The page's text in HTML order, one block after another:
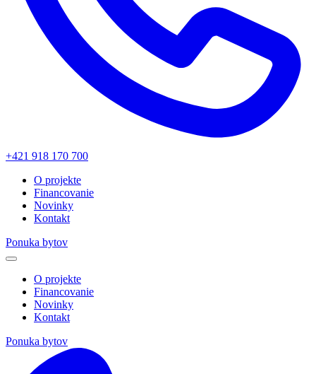
+421 918 170 700
O projekte
Financovanie
Novinky
Kontakt
Ponuka bytov
O projekte
Financovanie
Novinky
Kontakt
Ponuka bytov